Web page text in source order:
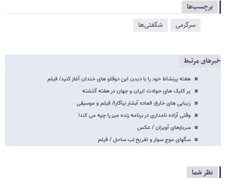
برچسب‌ها
سرگرمی شگفتی‌ها
خبرهای مرتبط
هفته پرنشاط خود را با دیدن این دوقلو های خندان آغاز کنید/ فیلم
پر کلیک های حوادث ایران و جهان در هفته گذشته
زیبایی های خارق العاده آبشار نیاگارا/ فیلم و موسیقی
وقتی آزاده نامداری در برنامه زنده میز را چپه می کند!
سربازهای آویزان / عکس
سگهای موج سوار و تفریح لب ساحل / فیلم
نظر شما